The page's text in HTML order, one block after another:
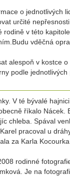
o jednotlivých
určité
v této
vděčná
alespoň v kostce
podle
V té bývalé
říkalo
chleba. Spával
pracoval u
za Karla
rodinné
Je na